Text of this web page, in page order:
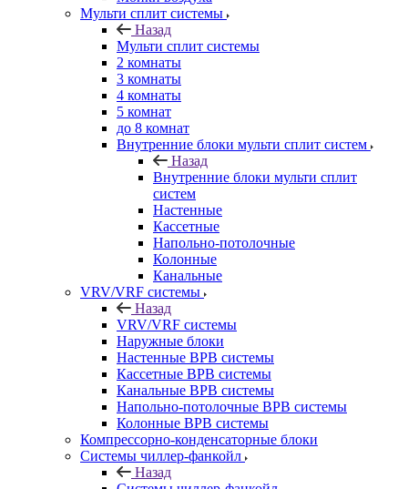
Мульти сплит системы
Назад
Мульти сплит системы
2 комнаты
3 комнаты
4 комнаты
5 комнат
до 8 комнат
Внутренние блоки мульти сплит систем
Назад
Внутренние блоки мульти сплит
систем
Настенные
Кассетные
Напольно-потолочные
Колонные
Канальные
VRV/VRF системы
Назад
VRV/VRF системы
Наружные блоки
Настенные ВРВ системы
Кассетные ВРВ системы
Канальные ВРВ системы
Напольно-потолочные ВРВ системы
Колонные ВРВ системы
Компрессорно-конденсаторные блоки
Системы чиллер-фанкойл
Назад